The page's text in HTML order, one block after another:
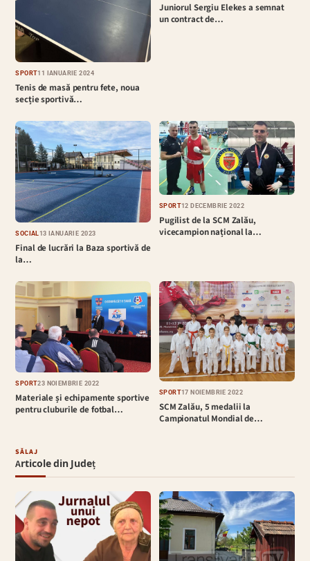
SPORT11 IANUARIE 2024
Tenis de masă pentru fete, noua
secție sportivă…
Juniorul Sergiu Elekes a semnat
un contract de…
SOCIAL 13 IANUARIE 2023
Final de lucrări la Baza sportivă de
la…
SPORT12 DECEMBRIE 2022
Pugilist de la SCM Zalău,
vicecampion național la…
SPORT23 NOIEMBRIE 2022
Materiale și echipamente sportive
pentru cluburile de fotbal…
SPORT17 NOIEMBRIE 2022
SCM Zalău, 5 medalii la
Campionatul Mondial de…
SĂLAJ
Articole din Județ